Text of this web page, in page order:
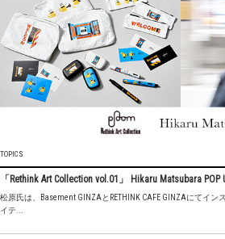
TOPICS
「Rethink Art Collection vol.01」 Hikaru Matsubara POP
松原氏は、Basement GINZAとRETHINK CAFE GINZAにてイ
イテ...